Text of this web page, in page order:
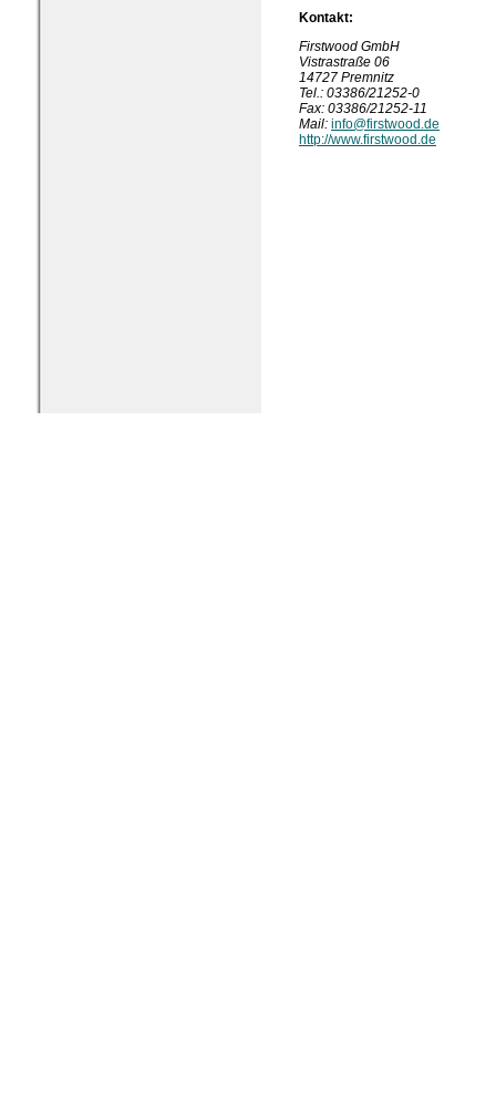
Kontakt:
Firstwood GmbH
Vistrastraße 06
14727 Premnitz
Tel.: 03386/21252-0
Fax: 03386/21252-11
Mail: info@firstwood.de
http://www.firstwood.de